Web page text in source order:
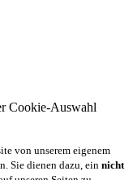
Cookie-Auswahl
von unserem eigenem
Sie dienen dazu, ein nicht